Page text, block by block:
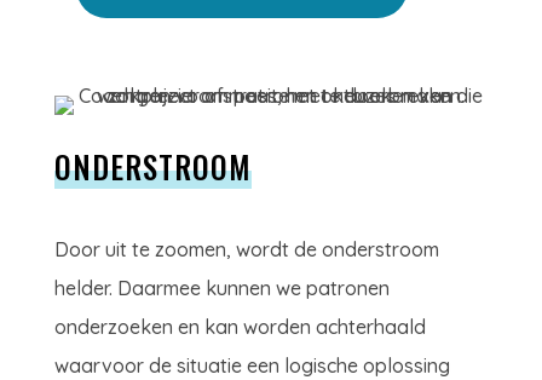
ONDERSTROOM
Door uit te zoomen, wordt de onderstroom
helder. Daarmee kunnen we patronen
onderzoeken en kan worden achterhaald
waarvoor de situatie een logische oplossing